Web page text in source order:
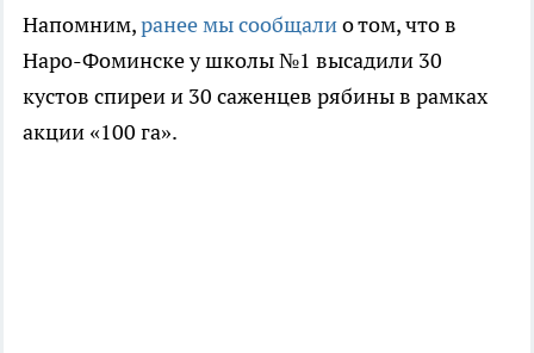
Напомним,ранее мы сообщалио том, что в
Наро-Фоминске у школы №1 высадили 30
кустов спиреи и 30 саженцев рябины в рамках
акции «100 га».